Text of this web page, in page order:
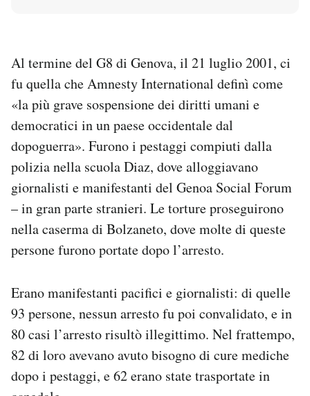
AREA PERSONALE
Entra
Al termine del G8 di Genova, il 21 luglio 2001, ci
fu quella che Amnesty International definì come
«la più grave sospensione dei diritti umani e
democratici in un paese occidentale dal
dopoguerra». Furono i pestaggi compiuti dalla
polizia nella scuola Diaz, dove alloggiavano
giornalisti e manifestanti del Genoa Social Forum
– in gran parte stranieri. Le torture proseguirono
nella caserma di Bolzaneto, dove molte di queste
persone furono portate dopo l’arresto.
Erano manifestanti pacifici e giornalisti: di quelle
93 persone, nessun arresto fu poi convalidato, e in
80 casi l’arresto risultò illegittimo. Nel frattempo,
82 di loro avevano avuto bisogno di cure mediche
dopo i pestaggi, e 62 erano state trasportate in